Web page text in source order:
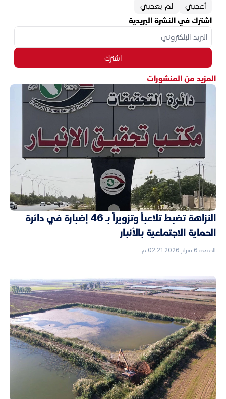
أعجبني
لم يعجبني
اشترك في النشرة البريدية
اشترك
المزيد من المنشورات
النزاهة تضبط تلاعباً وتزويراً بـ 46 إضبارة في دائرة
الحماية الاجتماعية بالأنبار
الجمعة 6 فبراير 2026 02:21 م